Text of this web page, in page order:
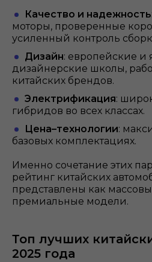
Качество и надежность
моторы, проверенные
усиленный контроль
Дизайн: европейские и
дизайнерские школы,
китайских брендов.
Электрификация:
гибридов во всех классах.
Цена–технологии:
базовых комплектациях.
Именно сочетание этих
рейтинг китайских
представлены как
премиальные модели.
Топ лучших
2025 года